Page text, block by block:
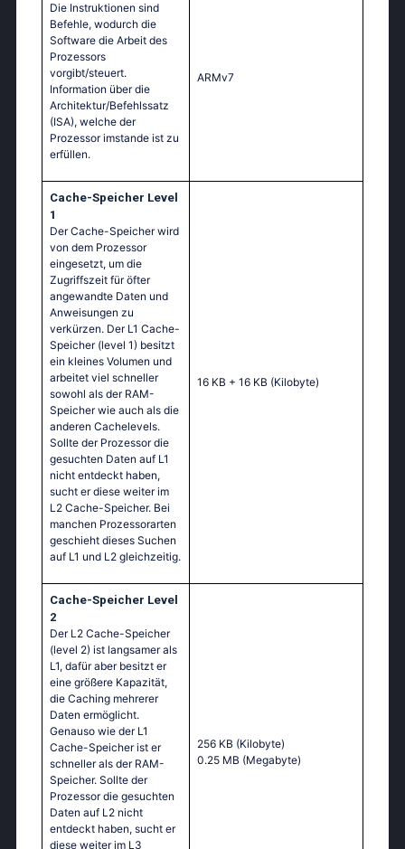
Die Instruktionen sind
Befehle, wodurch die
Software die Arbeit des
Prozessors
vorgibt/steuert.
Information über die
Architektur/Befehlssatz
(ISA), welche der
Prozessor imstande ist zu
erfüllen.
ARMv7
Cache-Speicher Level
1
Der Cache-Speicher wird
von dem Prozessor
eingesetzt, um die
Zugriffszeit für öfter
angewandte Daten und
Anweisungen zu
verkürzen. Der L1 Cache-
Speicher (level 1) besitzt
ein kleines Volumen und
arbeitet viel schneller
sowohl als der RAM-
Speicher wie auch als die
anderen Cachelevels.
Sollte der Prozessor die
gesuchten Daten auf L1
nicht entdeckt haben,
sucht er diese weiter im
L2 Cache-Speicher. Bei
manchen Prozessorarten
geschieht dieses Suchen
auf L1 und L2 gleichzeitig.
16 KB + 16 KB (Kilobyte)
Cache-Speicher Level
2
Der L2 Cache-Speicher
(level 2) ist langsamer als
L1, dafür aber besitzt er
eine größere Kapazität,
die Caching mehrerer
Daten ermöglicht.
Genauso wie der L1
Cache-Speicher ist er
schneller als der RAM-
Speicher. Sollte der
Prozessor die gesuchten
Daten auf L2 nicht
entdeckt haben, sucht er
diese weiter im L3
256 KB (Kilobyte)
0.25 MB (Megabyte)